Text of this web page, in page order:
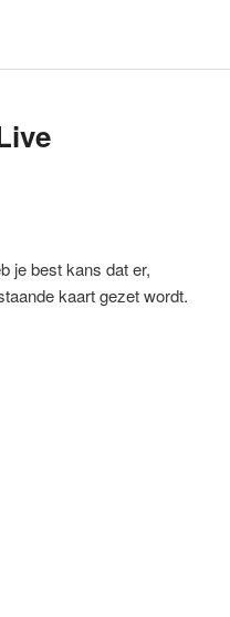
je best kans dat er,
kaart gezet wordt.